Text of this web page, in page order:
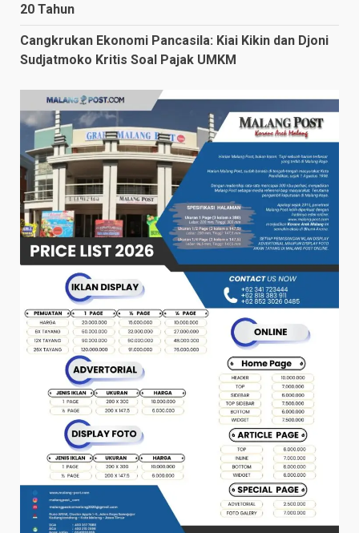
20 Tahun
Cangkrukan Ekonomi Pancasila: Kiai Kikin dan Djoni
Sudjatmoko Kritis Soal Pajak UMKM